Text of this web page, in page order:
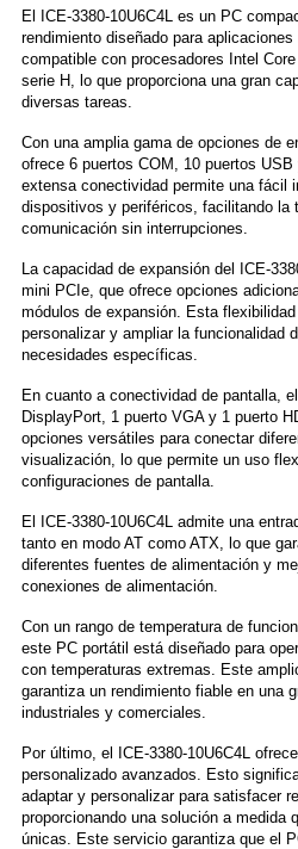
El ICE-3380-10U6C4L es un PC
rendimiento diseñado para
compatible con procesadores Intel
serie H, lo que proporciona una gran
diversas tareas.
Con una amplia gama de opciones de
ofrece 6 puertos COM, 10 puertos
extensa conectividad permite una fácil
dispositivos y periféricos, facilitando la
comunicación sin interrupciones.
La capacidad de expansión del ICE-
mini PCIe, que ofrece opciones
módulos de expansión. Esta
personalizar y ampliar la funcionalidad
necesidades específicas.
En cuanto a conectividad de pantalla,
DisplayPort, 1 puerto VGA y 1 puerto
opciones versátiles para conectar
visualización, lo que permite un uso
configuraciones de pantalla.
El ICE-3380-10U6C4L admite una
tanto en modo AT como ATX, lo que
diferentes fuentes de alimentación y
conexiones de alimentación.
Con un rango de temperatura de
este PC portátil está diseñado para
con temperaturas extremas. Este
garantiza un rendimiento fiable en una
industriales y comerciales.
Por último, el ICE-3380-10U6C4L
personalizado avanzados. Esto
adaptar y personalizar para satisfacer
proporcionando una solución a medida
únicas. Este servicio garantiza que el